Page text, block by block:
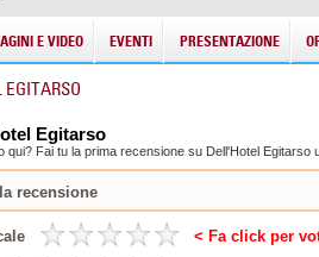
E VIDEO EVENTI PRESENTAZIONE
Egitarso
Fai tu la prima recensione su Dell'Hotel Egitarso
< Fa click per